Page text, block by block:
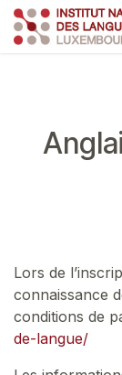
Se rendre au
Lors de
connaissance
conditions de
de-langue/